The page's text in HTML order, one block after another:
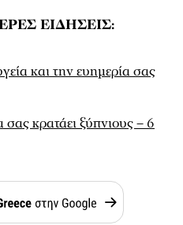
ΕΙΔΗΣΕΙΣ:
και την ευημερία σας
κρατάει ξύπνιους – 6